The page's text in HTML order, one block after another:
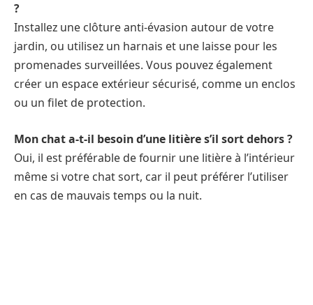
?
Installez une clôture anti-évasion autour de votre
jardin, ou utilisez un harnais et une laisse pour les
promenades surveillées. Vous pouvez également
créer un espace extérieur sécurisé, comme un enclos
ou un filet de protection.
Mon chat a-t-il besoin d’une litière s’il sort dehors ?
Oui, il est préférable de fournir une litière à l’intérieur
même si votre chat sort, car il peut préférer l’utiliser
en cas de mauvais temps ou la nuit.